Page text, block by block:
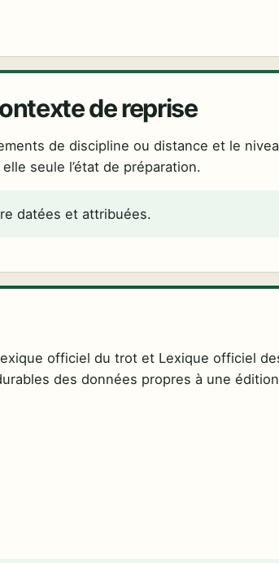
de reprise
de discipline ou distance et le
seule l’état de préparation.
datées et attribuées.
officiel du trot et Lexique officiel
des données propres à une